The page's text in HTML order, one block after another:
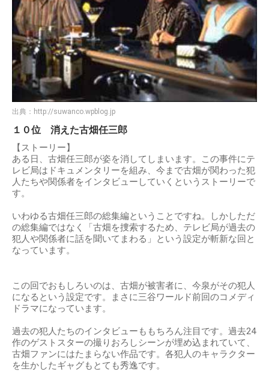
出典： http://suwanco.wpblog.jp
１０位 消えた古畑任三郎
【ストーリー】
ある日、古畑任三郎が姿を消してしまいます。この事件にテ
レビ局はドキュメンタリーを組み、今まで古畑が関わった犯
人たちや関係者をインタビューしていくというストーリーで
す。
いわゆる古畑任三郎の総集編ということですね。しかしただ
の総集編ではなく「古畑を捜索するため、テレビ局が過去の
犯人や関係者に話を聞いてまわる」という設定が斬新な回と
なっています。
この回でおもしろいのは、古畑が被害者に、今泉がその犯人
になるという設定です。まさに三谷ワールド前回のコメディ
ドラマになっています。
過去の犯人たちのインタビューももちろん注目です。過去24
作のゲストスターの撮りおろしシーンが埋め込まれていて、
古畑ファンにはたまらない作品です。各犯人のキャラクター
を生かしたギャグもとても秀逸です。